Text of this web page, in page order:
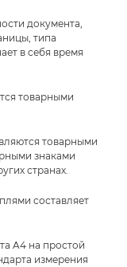
документа,
типа
в себя время
товарными
товарными
знаками
странах.
составляет
A4 на простой
измерения